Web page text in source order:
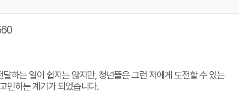
하는 일이 쉽지는 않지만, 청년뜰은 그런 저에게 도전할 수 있는
민하는 계기가 되었습니다.